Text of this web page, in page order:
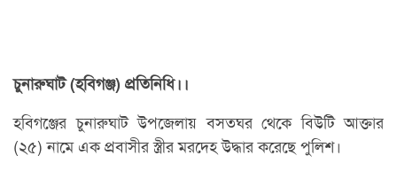
চুনারুঘাট (হবিগঞ্জ) প্রতিনিধি।।
হবিগঞ্জের চুনারুঘাট উপজেলায় বসতঘর থেকে বিউটি আক্তার
(২৫) নামে এক প্রবাসীর স্ত্রীর মরদেহ উদ্ধার করেছে পুলিশ।